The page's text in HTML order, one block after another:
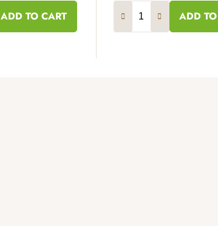
ADD TO CART ADD